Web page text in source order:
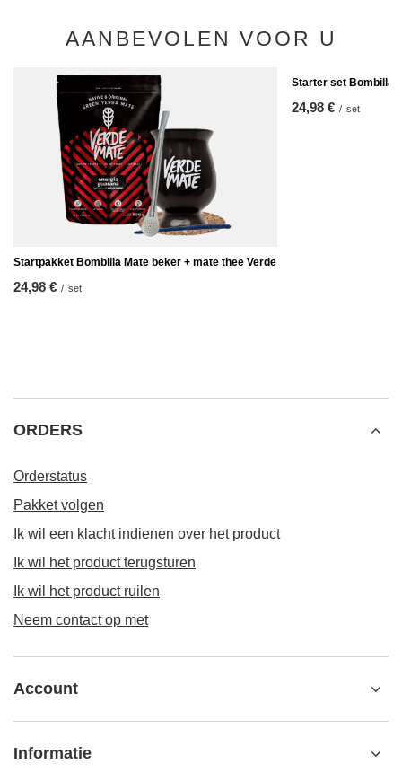
AANBEVOLEN VOOR U
Startpakket Bombilla Mate beker + mate thee Verde
24,98 € / set
Starter set Bombilla
24,98 € / set
ORDERS
Orderstatus
Pakket volgen
Ik wil een klacht indienen over het product
Ik wil het product terugsturen
Ik wil het product ruilen
Neem contact op met
Account
Informatie